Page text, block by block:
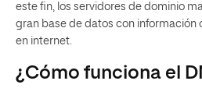
este fin, los servidores de dominio
gran base de datos con información
en internet.
¿Cómo funciona el